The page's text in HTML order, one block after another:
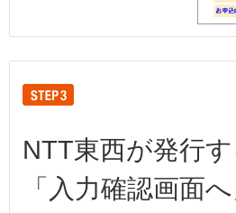
NTT東西が発行
「入力確認画面